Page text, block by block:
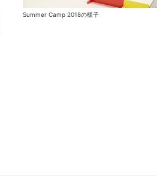
Summer Camp 2018の様子